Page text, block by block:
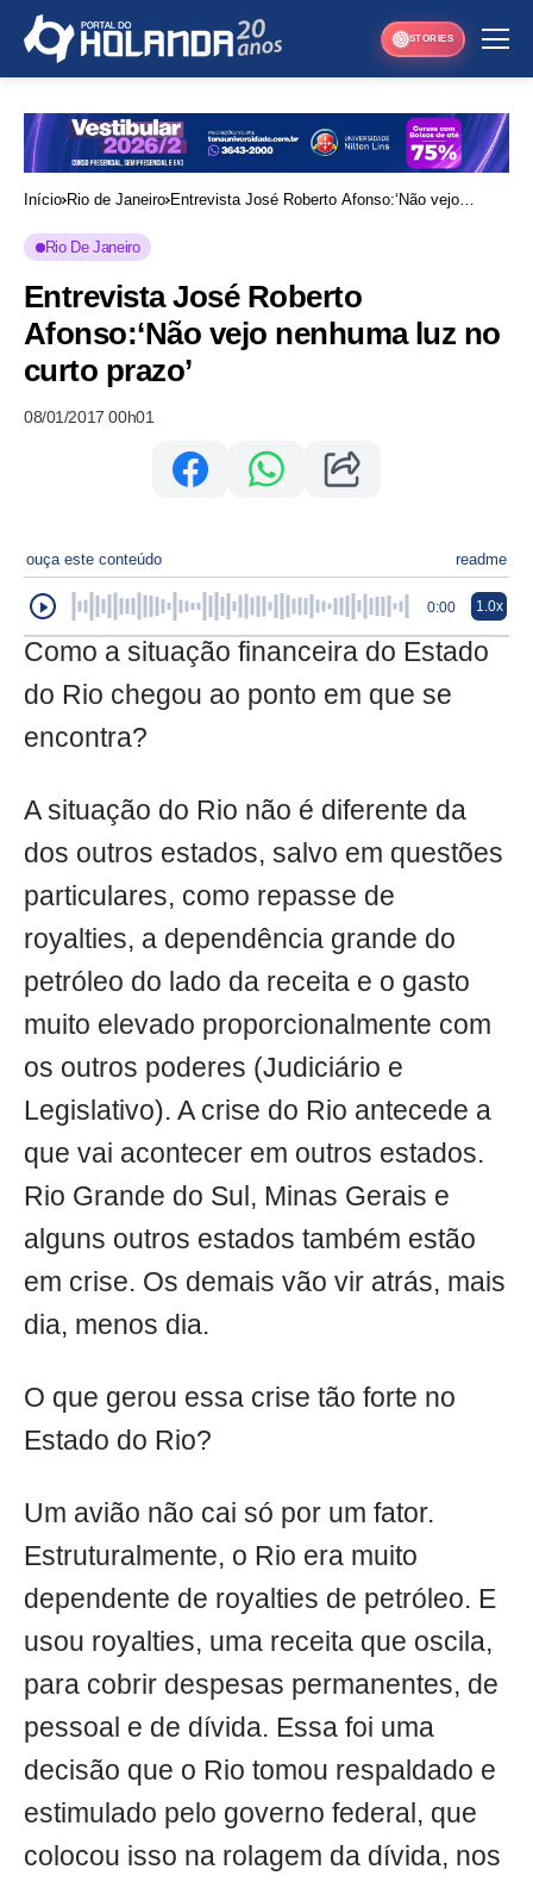
STORIES
Início Rio de Janeiro Entrevista José Roberto Afonso:‘Não vejo
Rio De Janeiro
Entrevista José Roberto
Afonso:‘Não vejo nenhuma luz no
curto prazo’
08/01/2017 00h01
ouça este conteúdo readme
0:00 1.0x
Como a situação financeira do Estado
do Rio chegou ao ponto em que se
encontra?
A situação do Rio não é diferente da
dos outros estados, salvo em questões
particulares, como repasse de
royalties, a dependência grande do
petróleo do lado da receita e o gasto
muito elevado proporcionalmente com
os outros poderes (Judiciário e
Legislativo). A crise do Rio antecede a
que vai acontecer em outros estados.
Rio Grande do Sul, Minas Gerais e
alguns outros estados também estão
em crise. Os demais vão vir atrás, mais
dia, menos dia.
O que gerou essa crise tão forte no
Estado do Rio?
Um avião não cai só por um fator.
Estruturalmente, o Rio era muito
dependente de royalties de petróleo. E
usou royalties, uma receita que oscila,
para cobrir despesas permanentes, de
pessoal e de dívida. Essa foi uma
decisão que o Rio tomou respaldado e
estimulado pelo governo federal, que
colocou isso na rolagem da dívida, nos